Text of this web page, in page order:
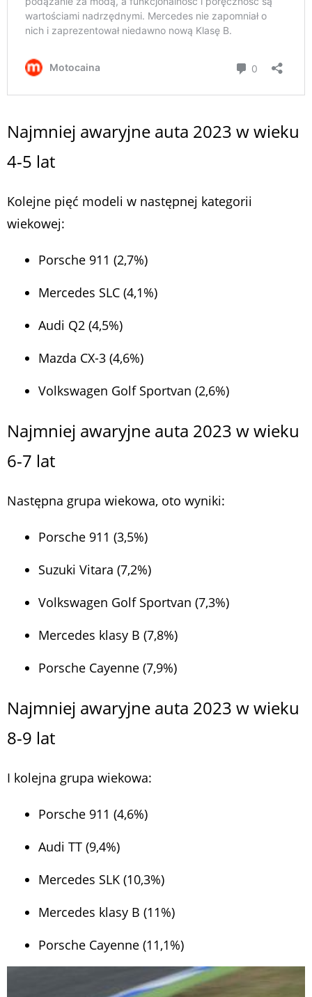
Najmniej awaryjne auta 2023 w wieku
4-5 lat
Kolejne pięć modeli w następnej kategorii
wiekowej:
Porsche 911 (2,7%)
Mercedes SLC (4,1%)
Audi Q2 (4,5%)
Mazda CX-3 (4,6%)
Volkswagen Golf Sportvan (2,6%)
Najmniej awaryjne auta 2023 w wieku
6-7 lat
Następna grupa wiekowa, oto wyniki:
Porsche 911 (3,5%)
Suzuki Vitara (7,2%)
Volkswagen Golf Sportvan (7,3%)
Mercedes klasy B (7,8%)
Porsche Cayenne (7,9%)
Najmniej awaryjne auta 2023 w wieku
8-9 lat
I kolejna grupa wiekowa:
Porsche 911 (4,6%)
Audi TT (9,4%)
Mercedes SLK (10,3%)
Mercedes klasy B (11%)
Porsche Cayenne (11,1%)